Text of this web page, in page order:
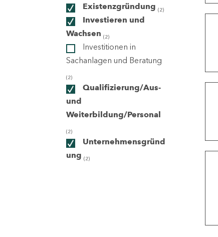
Existenzgründung (2)
Investieren und
Wachsen (2)
Investitionen in
Sachanlagen und Beratung
(2)
Qualifizierung/Aus-
und
Weiterbildung/Personal
(2)
Unternehmensgründ
ung (2)